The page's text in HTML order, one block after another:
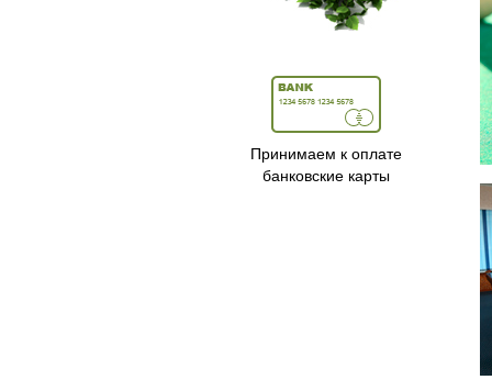
Принимаем к оплате
банковские карты